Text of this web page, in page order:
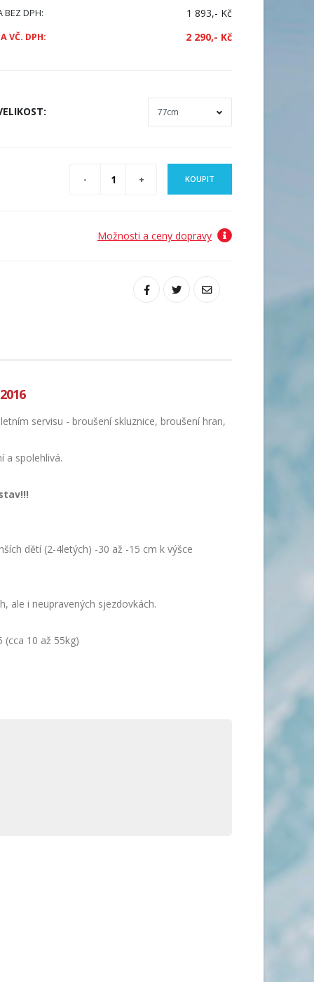
BEZ DPH:
1 893,- Kč
VČ. DPH: 2 290,- Kč
:
KOUPIT
Možnosti a ceny dopravy
servisu - broušení skluznice, broušení hran,
a spolehlivá.
dětí (2-4letých) -30 až -15 cm k výšce
ale i neupravených sjezdovkách.
(cca 10 až 55kg)